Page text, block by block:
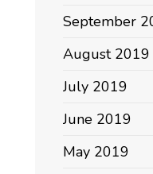
September
August 2019
July 2019
June 2019
May 2019